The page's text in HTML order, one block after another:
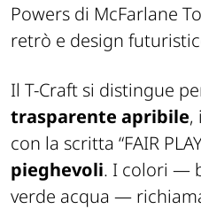
Powers di McFarlane
retrò e design
Il T-Craft si distingue
trasparente apribile, i
con la scritta “FAIR
pieghevoli. I colori —
verde acqua —